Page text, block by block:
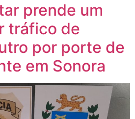
prende um
tráfico de
por porte de
em Sonora